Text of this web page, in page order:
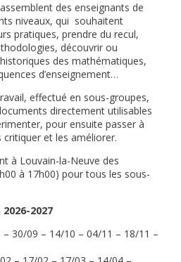
des enseignants de
niveaux, qui souhaitent
pratiques, prendre du recul,
découvrir ou
des mathématiques,
d’enseignement…
effectué en sous-groupes,
directement utilisables
pour ensuite passer à
critiquer et les améliorer.
à Louvain-la-Neuve des
à 17h00) pour tous les sous-
2027
– 30/09 – 14/10 – 04/11 – 18/11 –